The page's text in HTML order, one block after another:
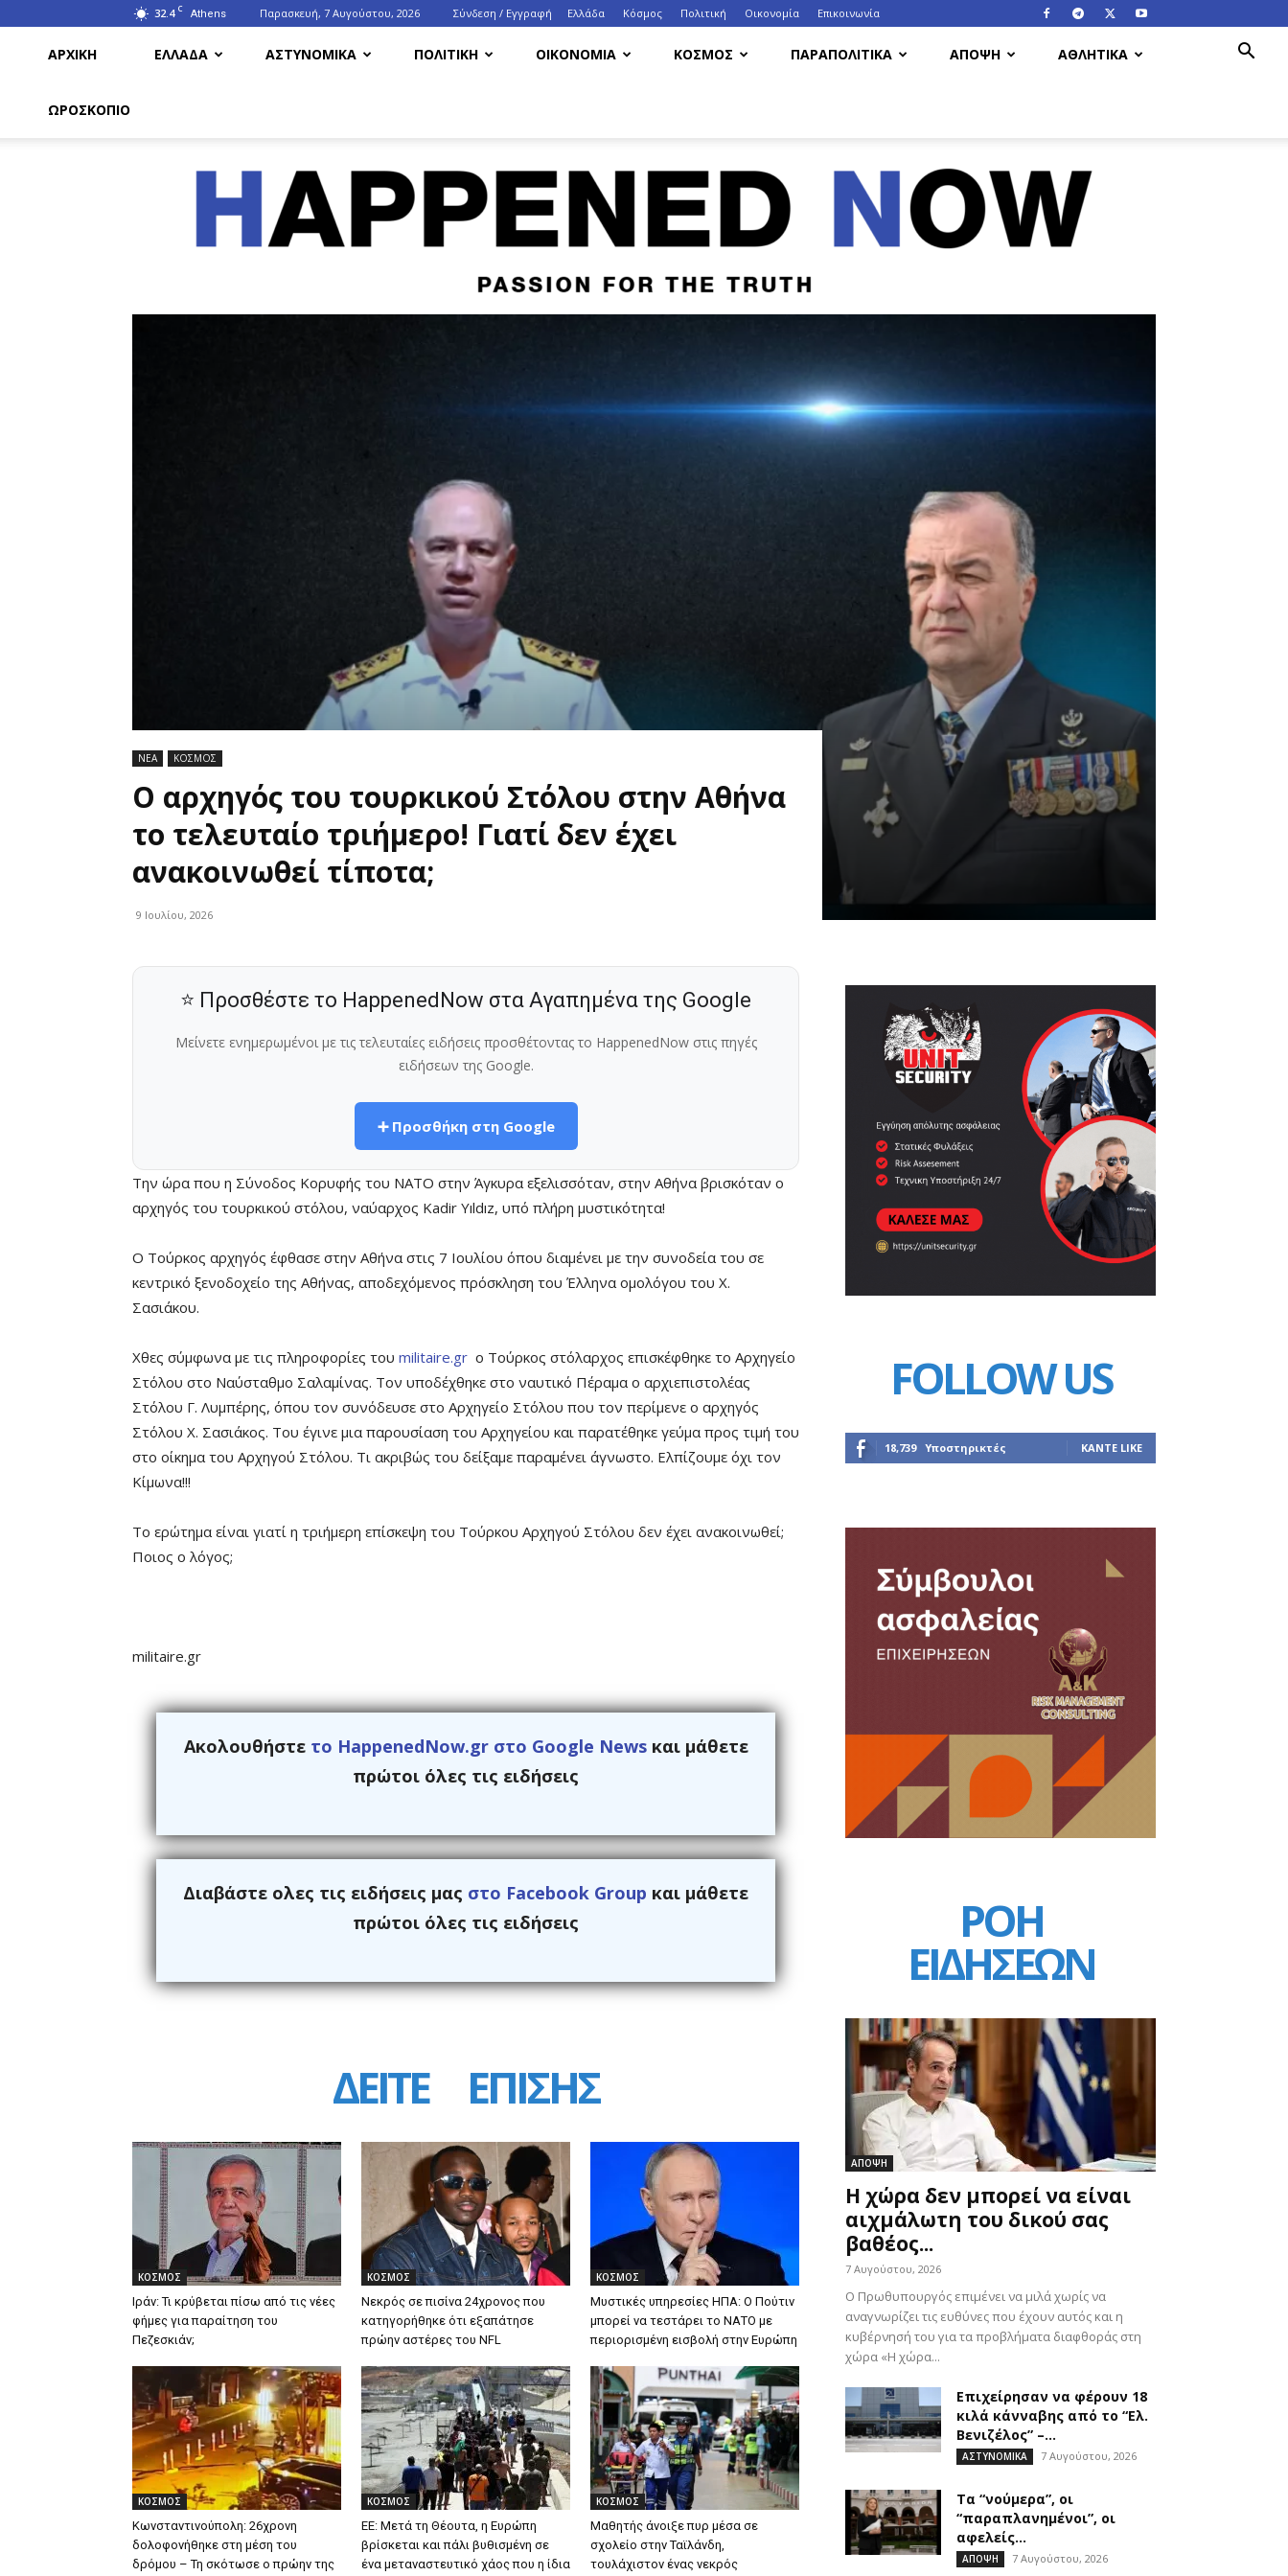
32.4 C Athens Παρασκευή, 7 Αυγούστου, 2026 Σύνδεση / Εγγραφή Ελλάδα Κόσμος Πολιτική Οικονομία Eπικοινωνία
ΑΡΧΙΚΗ ΕΛΛΑΔΑ ΑΣΤΥΝΟΜΙΚΑ ΠΟΛΙΤΙΚΗ ΟΙΚΟΝΟΜΙΑ ΚΟΣΜΟΣ ΠΑΡΑΠΟΛΙΤΙΚΑ ΑΠΟΨΗ ΑΘΛΗΤΙΚΑ
ΩΡΟΣΚΟΠΙΟ
ΝΕΑ ΚΟΣΜΟΣ
Ο αρχηγός του τουρκικού Στόλου στην Αθήνα
το τελευταίο τριήμερο! Γιατί δεν έχει
ανακοινωθεί τίποτα;
9 Ιουλίου, 2026
⭐ Προσθέστε το HappenedNow στα Αγαπημένα της Google
Μείνετε ενημερωμένοι με τις τελευταίες ειδήσεις προσθέτοντας το HappenedNow στις πηγές
ειδήσεων της Google.
➕ Προσθήκη στη Google
Την ώρα που η Σύνοδος Κορυφής του ΝΑΤΟ στην Άγκυρα εξελισσόταν, στην Αθήνα βρισκόταν ο
αρχηγός του τουρκικού στόλου, ναύαρχος Kadir Yıldız, υπό πλήρη μυστικότητα!
Ο Τούρκος αρχηγός έφθασε στην Αθήνα στις 7 Ιουλίου όπου διαμένει με την συνοδεία του σε
κεντρικό ξενοδοχείο της Αθήνας, αποδεχόμενος πρόσκληση του Έλληνα ομολόγου του Χ.
Σασιάκου.
Χθες σύμφωνα με τις πληροφορίες του militaire.gr ο Τούρκος στόλαρχος επισκέφθηκε το Αρχηγείο
Στόλου στο Ναύσταθμο Σαλαμίνας. Τον υποδέχθηκε στο ναυτικό Πέραμα ο αρχιεπιστολέας
Στόλου Γ. Λυμπέρης, όπου τον συνόδευσε στο Αρχηγείο Στόλου που τον περίμενε ο αρχηγός
Στόλου Χ. Σασιάκος. Του έγινε μια παρουσίαση του Αρχηγείου και παρατέθηκε γεύμα προς τιμή του
στο οίκημα του Αρχηγού Στόλου. Τι ακριβώς του δείξαμε παραμένει άγνωστο. Ελπίζουμε όχι τον
Κίμωνα!!!
Το ερώτημα είναι γιατί η τριήμερη επίσκεψη του Τούρκου Αρχηγού Στόλου δεν έχει ανακοινωθεί;
Ποιος ο λόγος;
militaire.gr
Ακολουθήστε το HappenedNow.gr στο Google Newsκαι μάθετε
πρώτοι όλες τις ειδήσεις
Διαβάστε ολες τις ειδήσεις μας στο Facebook Group και μάθετε
πρώτοι όλες τις ειδήσεις
ΔΕΙΤΕ ΕΠΙΣΗΣ
ΚΟΣΜΟΣ
Ιράν: Τι κρύβεται πίσω από τις νέες
φήμες για παραίτηση του
Πεζεσκιάν;
ΚΟΣΜΟΣ
Νεκρός σε πισίνα 24χρονος που
κατηγορήθηκε ότι εξαπάτησε
πρώην αστέρες του NFL
ΚΟΣΜΟΣ
Μυστικές υπηρεσίες ΗΠΑ: Ο Πούτιν
μπορεί να τεστάρει το ΝΑΤΟ με
περιορισμένη εισβολή στην Ευρώπη
ΚΟΣΜΟΣ
Κωνσταντινούπολη: 26χρονη
δολοφονήθηκε στη μέση του
δρόμου – Τη σκότωσε ο πρώην της
ΚΟΣΜΟΣ
ΕΕ: Μετά τη Θέουτα, η Ευρώπη
βρίσκεται και πάλι βυθισμένη σε
ένα μεταναστευτικό χάος που η ίδια
ΚΟΣΜΟΣ
Μαθητής άνοιξε πυρ μέσα σε
σχολείο στην Ταϊλάνδη,
τουλάχιστον ένας νεκρός
FOLLOW US
18,739 Υποστηρικτές ΚΆΝΤΕ LIKE
ΡΟΗ
ΕΙΔΗΣΕΩΝ
ΑΠΟΨΗ
Η χώρα δεν μπορεί να είναι
αιχμάλωτη του δικού σας
βαθέος...
7 Αυγούστου, 2026
Ο Πρωθυπουργός επιμένει να μιλά χωρίς να
αναγνωρίζει τις ευθύνες που έχουν αυτός και η
κυβέρνησή του για τα προβλήματα διαφθοράς στη
χώρα «Η χώρα...
Επιχείρησαν να φέρουν 18
κιλά κάνναβης από το “Ελ.
Βενιζέλος” –...
ΑΣΤΥΝΟΜΙΚΑ 7 Αυγούστου, 2026
Τα “νούμερα”, οι
“παραπλανημένοι”, οι
αφελείς…
ΑΠΟΨΗ 7 Αυγούστου, 2026